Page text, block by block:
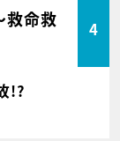
救命救
4
!?